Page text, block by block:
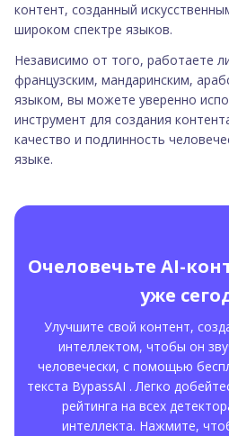
контент, созданный
широком спектре языков.
Независимо от того, работаете
французским, мандаринским,
языком, вы можете уверенно
инструмент для создания
качество и подлинность
языке.
Очеловечьте AI-
уже
Улучшите свой контент,
интеллектом, чтобы он
человечески, с помощью
текста BypassAI . Легко
рейтинга на всех
интеллекта. Нажмите,